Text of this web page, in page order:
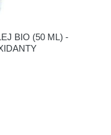
BIO (50 ML) -